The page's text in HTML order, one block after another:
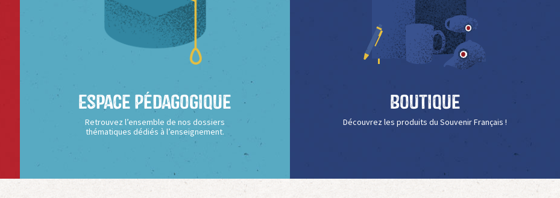
Espace Pédagogique
Retrouvez l’ensemble de nos dossiers
thématiques dédiés à l’enseignement.
Boutique
Découvrez les produits du Souvenir Français !